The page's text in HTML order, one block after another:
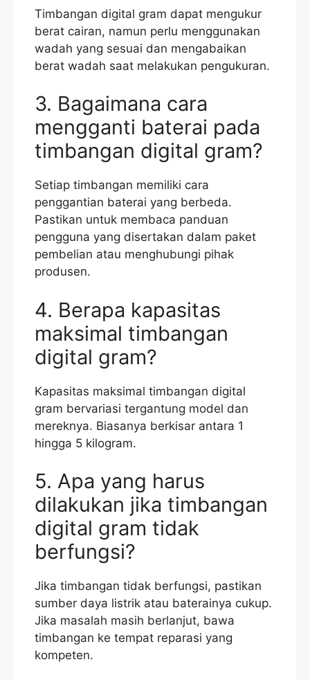
Timbangan digital gram dapat mengukur
berat cairan, namun perlu menggunakan
wadah yang sesuai dan mengabaikan
berat wadah saat melakukan pengukuran.
3. Bagaimana cara
mengganti baterai pada
timbangan digital gram?
Setiap timbangan memiliki cara
penggantian baterai yang berbeda.
Pastikan untuk membaca panduan
pengguna yang disertakan dalam paket
pembelian atau menghubungi pihak
produsen.
4. Berapa kapasitas
maksimal timbangan
digital gram?
Kapasitas maksimal timbangan digital
gram bervariasi tergantung model dan
mereknya. Biasanya berkisar antara 1
hingga 5 kilogram.
5. Apa yang harus
dilakukan jika timbangan
digital gram tidak
berfungsi?
Jika timbangan tidak berfungsi, pastikan
sumber daya listrik atau baterainya cukup.
Jika masalah masih berlanjut, bawa
timbangan ke tempat reparasi yang
kompeten.